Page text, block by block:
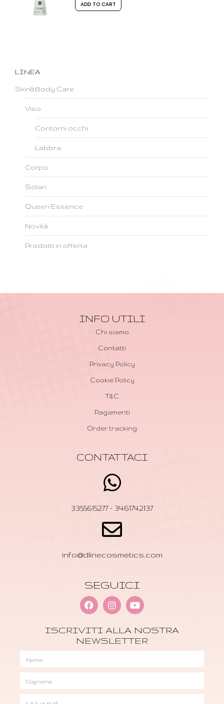
ADD TO CART
LINEA
Skin&Body Care
Viso
Contorni occhi
Labbra
Corpo
Solari
Queen Essence
Novità
Prodotti in offerta
INFO UTILI
Chi siamo
Contatti
Privacy Policy
Cookie Policy
T&C
Pagamenti
Order tracking
CONTATTACI
3355615277 - 3461742137
info@dlinecosmetics.com
SEGUICI
ISCRIVITI ALLA NOSTRA
NEWSLETTER